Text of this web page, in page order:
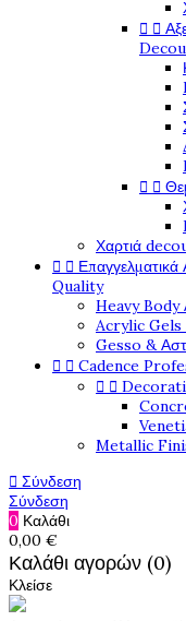
 
 
Χαρτιά
 
Quality
Heavy Body
Acrylic Gels
Gesso &
  Cadence
 
Metallic
 Σύνδεση
Σύνδεση
0 Καλάθι
0,00 €
Καλάθι αγορών (0)
Κλείσε